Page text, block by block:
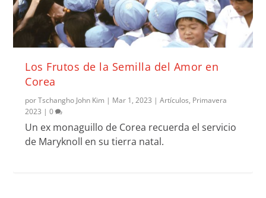
Los Frutos de la Semilla del Amor en
Corea
porTschangho John Kim | Mar 1, 2023 |Artículos, Primavera
2023 |0
Un ex monaguillo de Corea recuerda el servicio
de Maryknoll en su tierra natal.